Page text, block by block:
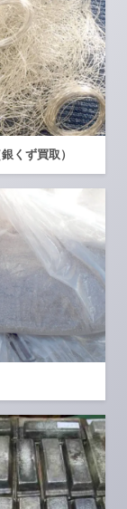
くず買取）